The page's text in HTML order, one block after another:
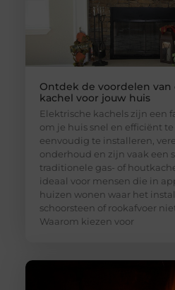
Ontdek de voordelen
kachel voor jouw huis
Elektrische kachels zijn een
om je huis snel en efficiënt
eenvoudig te installeren,
onderhoud en zijn vaak een
traditionele gas- of
ideaal voor mensen die in
huizen wonen waar het
schoorsteen of rookafvoer
Waarom kiezen voor